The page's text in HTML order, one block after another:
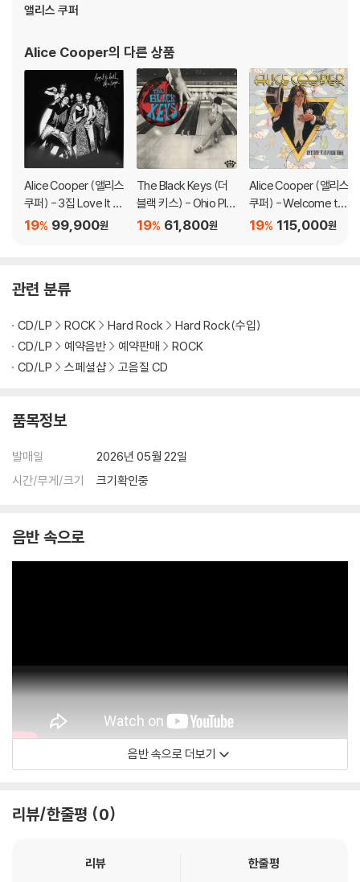
앨리스 쿠퍼
Alice Cooper의 다른 상품
Alice Cooper (앨리스
쿠퍼) - 3집 Love It T
o Death [LP]
99,900원
19%
The Black Keys (더
블랙 키스) - Ohio Pla
yers [2LP]61,800원
19%
Alice Cooper (앨리스
쿠퍼) - Welcome to
My Nightmare [2LP]
115,000원
19%
관련 분류
CD/LP ROCK Hard Rock
Hard Rock(수입)
CD/LP
예약음반 예약판매
ROCK
CD/LP
스페셜샵 고음질 CD
품목정보
발매일
2026년 05월 22일
시간/무게/크기
크기확인중
음반 속으로
음반 속으로 더보기
리뷰/한줄평 0
리뷰
한줄평